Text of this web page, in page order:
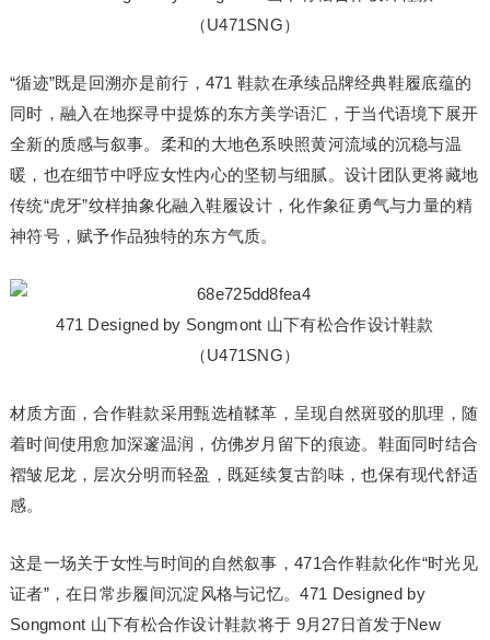
（U471SNG）
“循迹”既是回溯亦是前行，471 鞋款在承续品牌经典鞋履底蕴的
同时，融入在地探寻中提炼的东方美学语汇，于当代语境下展开
全新的质感与叙事。柔和的大地色系映照黄河流域的沉稳与温
暖，也在细节中呼应女性内心的坚韧与细腻。设计团队更将藏地
传统“虎牙”纹样抽象化融入鞋履设计，化作象征勇气与力量的精
神符号，赋予作品独特的东方气质。
471 Designed by Songmont 山下有松合作设计鞋款
（U471SNG）
材质方面，合作鞋款采用甄选植鞣革，呈现自然斑驳的肌理，随
着时间使用愈加深邃温润，仿佛岁月留下的痕迹。鞋面同时结合
褶皱尼龙，层次分明而轻盈，既延续复古韵味，也保有现代舒适
感。
这是一场关于女性与时间的自然叙事，471合作鞋款化作“时光见
证者”，在日常步履间沉淀风格与记忆。471 Designed by
Songmont 山下有松合作设计鞋款将于 9月27日首发于New